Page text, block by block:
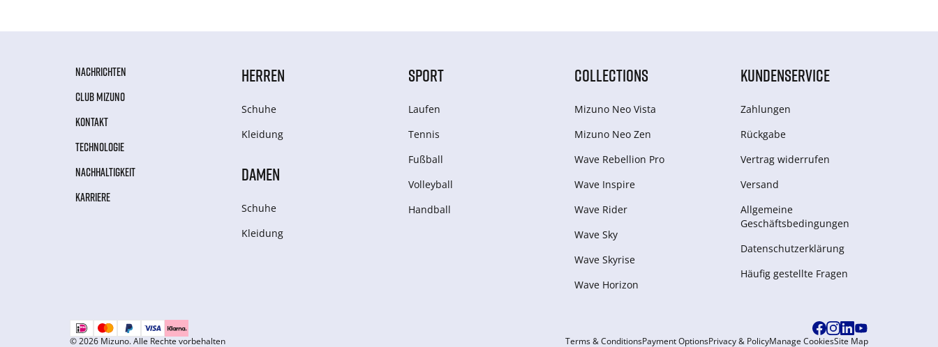
NACHRICHTEN
CLUB MIZUNO
KONTAKT
TECHNOLOGIE
NACHHALTIGKEIT
KARRIERE
HERREN
Schuhe
Kleidung
DAMEN
Schuhe
Kleidung
SPORT
Laufen
Tennis
Fußball
Volleyball
Handball
COLLECTIONS
Mizuno Neo Vista
Mizuno Neo Zen
Wave Rebellion Pro
Wave Inspire
Wave Rider
Wave Sky
Wave Skyrise
Wave Horizon
KUNDENSERVICE
Zahlungen
Rückgabe
Vertrag widerrufen
Versand
Allgemeine
Geschäftsbedingungen
Datenschutzerklärung
Häufig gestellte Fragen
© 2026 Mizuno. Alle Rechte vorbehalten Terms & ConditionsPayment OptionsPrivacy & PolicyManage CookiesSite Map